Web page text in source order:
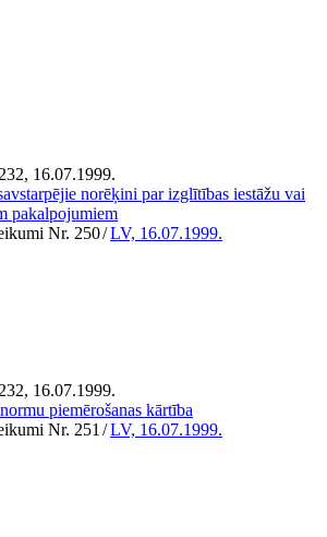
16.07.1999.
norēķini par izglītības iestāžu vai
pakalpojumiem
Nr. 250/LV, 16.07.1999.
16.07.1999.
piemērošanas kārtība
Nr. 251 /LV, 16.07.1999.